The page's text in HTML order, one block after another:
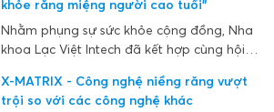
kiện được báo Dantri đăng tải trong số
mới nhất ngày 10/4/2023.
khỏe răng miệng người cao tuổi”
Nhằm phụng sự sức khỏe cộng đồng, Nha
khoa Lạc Việt Intech đã kết hợp cùng hội
Phòng, tổ chức sự kiện “Chăm sóc sức khỏe
răng miệng người cao tuổi”.
X-MATRIX - Công nghệ niềng răng vượt
trội so với các công nghệ khác